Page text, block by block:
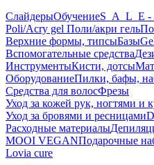
СлайдерыОбучение
Poli/Acry gel Поли/акри гель
Верхние формы, типсыБазы
Вспомогательные средства
ИнструментыКисти, дотсы
ОборудованиеПилки, бафы,
Средства для волосФрезы
Уход за кожей рук, ногтями и
Уход за бровями и ресницами
Расходные материалы
MOOI VEGANПодарочные
Lovia cure